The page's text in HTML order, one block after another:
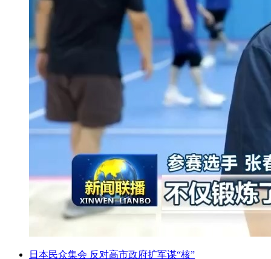
日本民众集会 反对高市政府扩军谋“核”